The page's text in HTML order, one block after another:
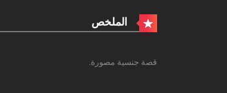
الملخص
قصة جنسية مصورة.